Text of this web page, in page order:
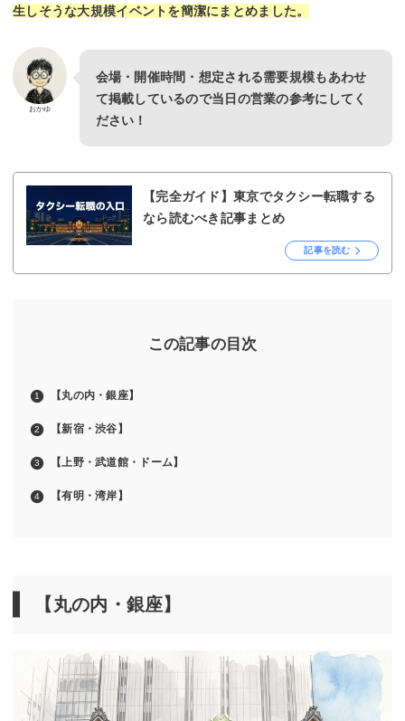
生しそうな大規模イベントを簡潔にまとめました。
おかゆ
会場・開催時間・想定される需要規模もあわせ
て掲載しているので当日の営業の参考にしてく
ださい！
【完全ガイド】東京でタクシー転職する
なら読むべき記事まとめ
記事を読む
この記事の目次
【丸の内・銀座】
【新宿・渋谷】
【上野・武道館・ドーム】
【有明・湾岸】
【丸の内・銀座】